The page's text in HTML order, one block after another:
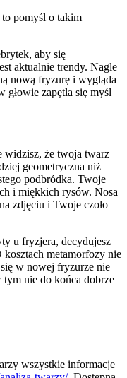
to pomyśl o takim
aby się
aktualnie trendy. Nagle
nową fryzurę i wygląda
głowie zapętla się myśl
widzisz, że twoja twarz
geometryczna niż
podbródka. Twoje
i miękkich rysów. Nosa
zdjęciu i Twoje czoło
u fryzjera, decydujesz
metamorfozy nie
w nowej fryzurze nie
nie do końca dobrze
wszystkie informacje